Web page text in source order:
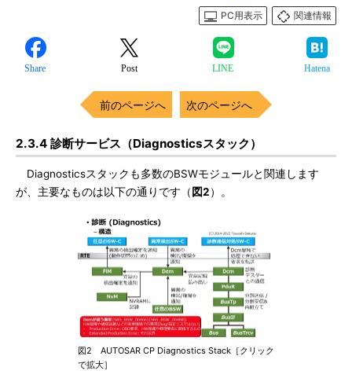
PC用表示
関連情報
Share Post LINE Hatena
前のページへ 次のページへ
2.3.4 診断サービス（Diagnosticsスタック）
Diagnosticsスタックも多数のBSWモジュールと関連します
が、主要なものは以下の通りです（ 図2）。
図2 AUTOSAR CP Diagnostics Stack［クリック
で拡大］